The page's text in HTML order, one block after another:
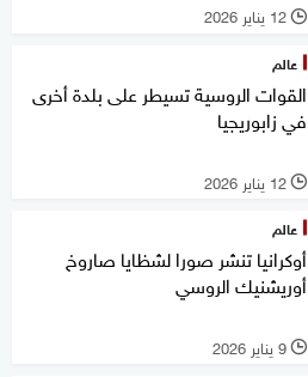
l 12 يناير 2026
عالم
القوات الروسية تسيطر على بلدة أخرى
في زابوريجيا
l 12 يناير 2026
عالم
أوكرانيا تنشر صورا لشظايا صاروخ
أوريشنيك الروسي
l 9 يناير 2026